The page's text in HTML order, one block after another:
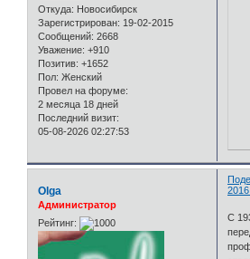
Откуда: Новосибирск
Зарегистрирован: 19-02-2015
Сообщений: 2668
Уважение: +910
Позитив: +1652
Пол: Женский
Провел на форуме:
2 месяца 18 дней
Последний визит:
05-08-2026 02:27:53
Olga
Администратор
Рейтинг:
С